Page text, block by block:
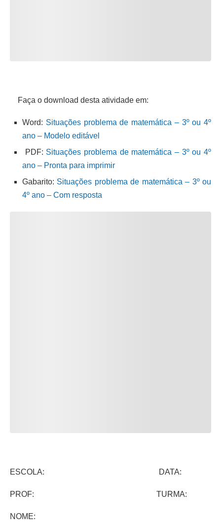
Faça o download desta atividade em:
Word: Situações problema de matemática – 3º ou 4º
ano – Modelo editável
PDF: Situações problema de matemática – 3º ou 4º
ano – Pronta para imprimir
Gabarito: Situações problema de matemática – 3º ou
4º ano – Com resposta
ESCOLA: DATA:
PROF: TURMA:
NOME: